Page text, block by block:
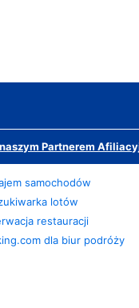
Partnerem
samochodów
lotów
restauracji
dla biur podróży